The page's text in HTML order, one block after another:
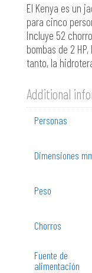
El Kenya es un
para cinco
Incluye 52
bombas de 2
tanto, la
Additional
Personas
Dimensiones
Peso
Chorros
Fuente de
alimentación